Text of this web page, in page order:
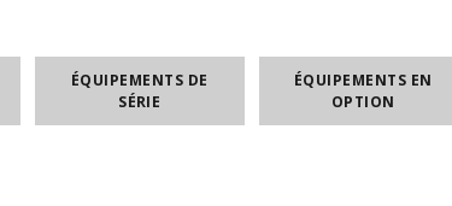
ÉQUIPEMENTS DE
SÉRIE
ÉQUIPEMENTS EN
OPTION